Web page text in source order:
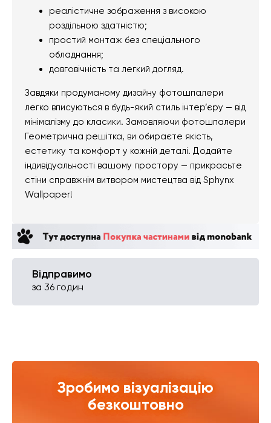
реалістичне зображення з високою
роздільною здатністю;
простий монтаж без спеціального
обладнання;
довговічність та легкий догляд.
Завдяки продуманому дизайну фотошпалери
легко вписуються в будь-який стиль інтер’єру — від
мінімалізму до класики. Замовляючи фотошпалери
Геометрична решітка, ви обираєте якість,
естетику та комфорт у кожній деталі. Додайте
індивідуальності вашому простору — прикрасьте
стіни справжнім витвором мистецтва від Sphynx
Wallpaper!
Відправимо
за 36 годин
Зробимо візуалізацію
безкоштовно